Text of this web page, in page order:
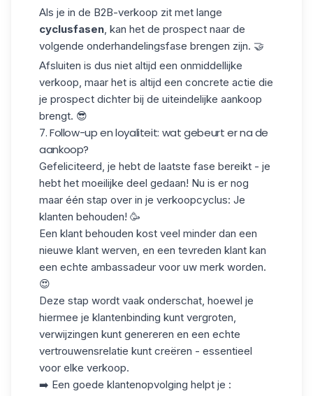
Als je in de B2B-verkoop zit met lange
cyclusfasen , kan het de prospect naar de
volgende onderhandelingsfase brengen zijn. 🤝
Afsluiten is dus niet altijd een onmiddellijke
verkoop, maar het is altijd een concrete actie die
je prospect dichter bij de uiteindelijke aankoop
brengt. 😎
7. Follow-up en loyaliteit: wat gebeurt er na de
aankoop?
Gefeliciteerd, je hebt de laatste fase bereikt - je
hebt het moeilijke deel gedaan! Nu is er nog
maar één stap over in je verkoopcyclus: Je
klanten behouden! 🥳
Een klant behouden kost veel minder dan een
nieuwe klant werven, en een tevreden klant kan
een echte ambassadeur voor uw merk worden.
😍
Deze stap wordt vaak onderschat, hoewel je
hiermee je klantenbinding kunt vergroten,
verwijzingen kunt genereren en een echte
vertrouwensrelatie kunt creëren - essentieel
voor elke verkoop.
➡️ Een goede klantenopvolging helpt je :